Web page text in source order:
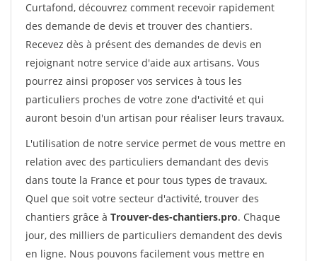
Curtafond, découvrez comment recevoir rapidement
des demande de devis et trouver des chantiers.
Recevez dès à présent des demandes de devis en
rejoignant notre service d'aide aux artisans. Vous
pourrez ainsi proposer vos services à tous les
particuliers proches de votre zone d'activité et qui
auront besoin d'un artisan pour réaliser leurs travaux.
L'utilisation de notre service permet de vous mettre en
relation avec des particuliers demandant des devis
dans toute la France et pour tous types de travaux.
Quel que soit votre secteur d'activité, trouver des
chantiers grâce à Trouver-des-chantiers.pro. Chaque
jour, des milliers de particuliers demandent des devis
en ligne. Nous pouvons facilement vous mettre en